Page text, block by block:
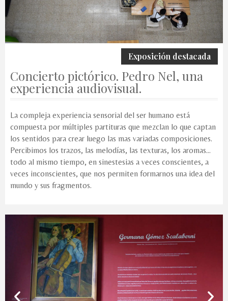
Exposición destacada
Concierto pictórico. Pedro Nel, una
experiencia audiovisual.
La compleja experiencia sensorial del ser humano está
compuesta por múltiples partituras que mezclan lo que captan
los sentidos para crear luego las mas variadas composiciones.
Percibimos los trazos, las melodías, las texturas, los aromas…
todo al mismo tiempo, en sinestesias a veces conscientes, a
veces inconscientes, que nos permiten formarnos una idea del
mundo y sus fragmentos.